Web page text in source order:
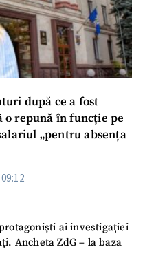
după ce a fost
o repună în funcție pe
„pentru absența
ai investigației
Ancheta ZdG – la baza